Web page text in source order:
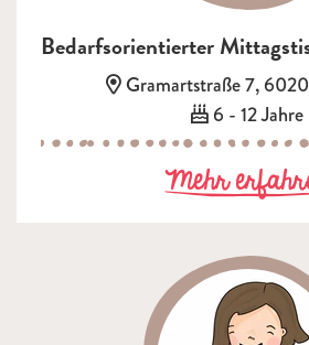
Bedarfsorientierter
Adresse:
Gramartstraße 7,
Alter:
6 - 12 Jahre
Mehr